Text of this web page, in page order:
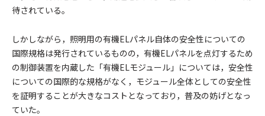
待されている。
しかしながら，照明用の有機ELパネル自体の安全性についての
国際規格は発行されているものの，有機ELパネルを点灯するため
の制御装置を内蔵した「有機ELモジュール」については，安全性
についての国際的な規格がなく，モジュール全体としての安全性
を証明することが大きなコストとなっており，普及の妨げとなっ
ていた。